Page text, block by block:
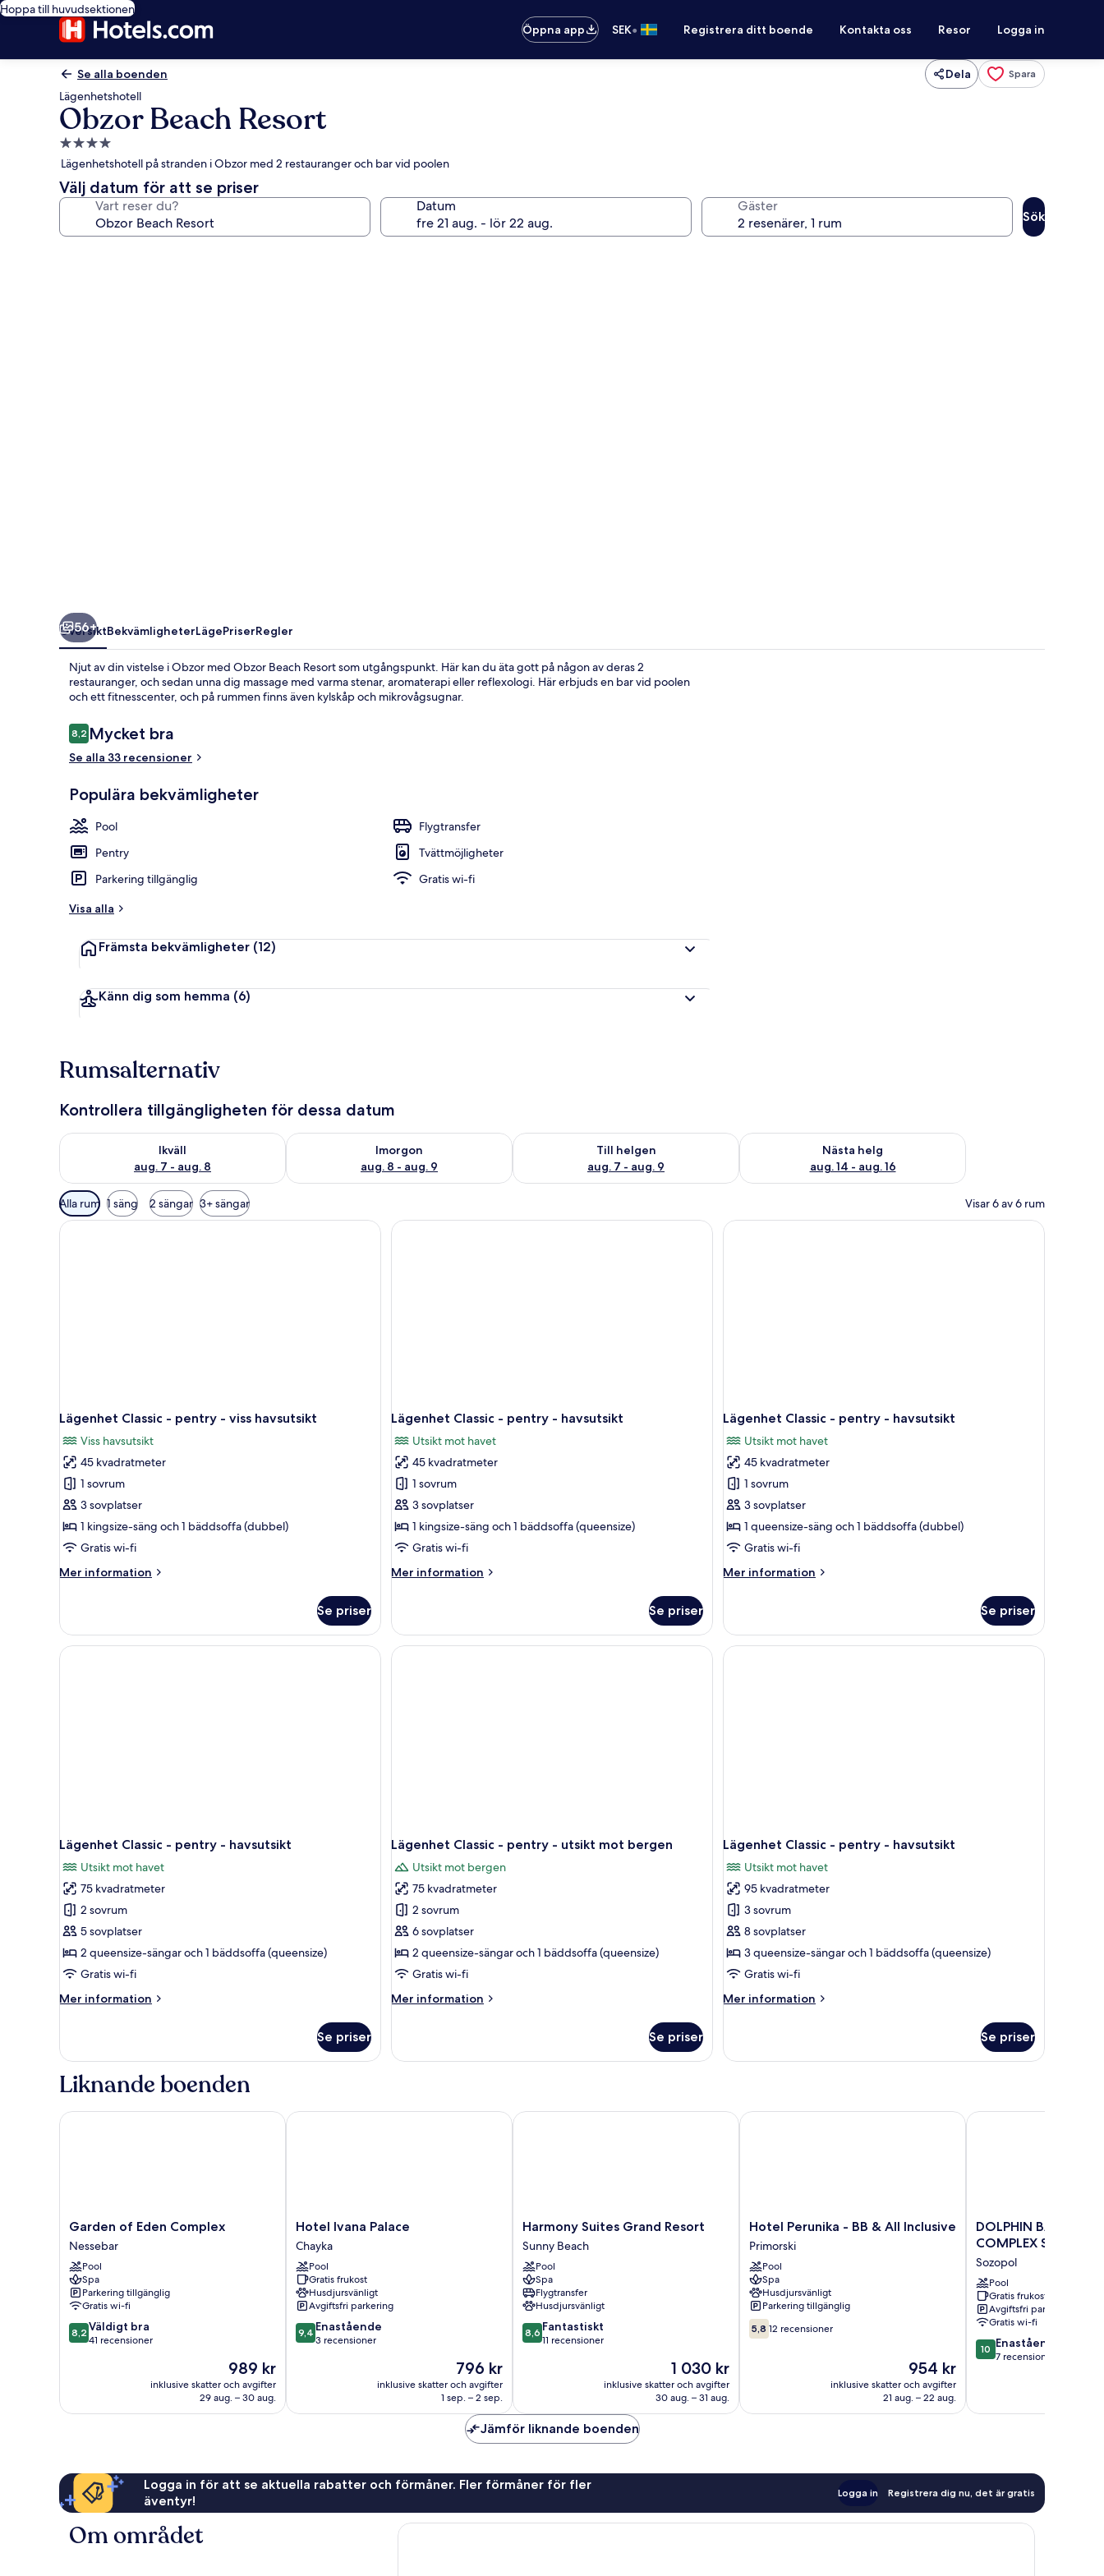
Hoppa till huvudsektionen
Öppna app
SEK• Registrera ditt boende Kontakta oss Resor Logga in
Se alla boenden Dela Spara
Lägenhetshotell
Obzor Beach Resort
4.0-
stjärnigt
boende
Lägenhetshotell på stranden i Obzor med 2 restauranger och bar vid poolen
Välj datum för att se priser
Vart reser du? Datum Gäster
Sök
56+
ÖversiktBekvämligheterLägePriserRegler
Njut av din vistelse i Obzor med Obzor Beach Resort som utgångspunkt. Här kan du äta gott på någon av deras 2
restauranger, och sedan unna dig massage med varma stenar, aromaterapi eller reflexologi. Här erbjuds en bar vid poolen
och ett fitnesscenter, och på rummen finns även kylskåp och mikrovågsugnar.
Recensioner
8,28,2 av 10,
Mycket bra
Se alla 33 recensioner
Populära bekvämligheter
Pool
Flygtransfer
Pentry
Tvättmöjligheter
Parkering tillgänglig
Gratis wi-fi
Visa alla
Främsta bekvämligheter (12)
Känn dig som hemma (6)
Rumsalternativ
Kontrollera tillgängligheten för dessa datum
Ikväll
aug. 7 - aug. 8
Kontrollera tillgängligheten för ikväll aug. 7 - aug. 8
Imorgon
aug. 8 - aug. 9
Kontrollera tillgängligheten för imorgon aug. 8 - aug. 9
Till helgen
aug. 7 - aug. 9
Kontrollera tillgängligheten för den här helgen aug. 7 - aug. 9
Nästa helg
aug. 14 - aug. 16
Kontrollera tillgängligheten för nästa helg aug. 14 - aug. 16
Tillgängliga
filter
för
Alla rum 1 säng 2 sängar 3+ sängar Visar 6 av 6 rum
Lägenhet Classic - pentry - viss havsutsikt
Viss havsutsikt
45 kvadratmeter
1 sovrum
3 sovplatser
1 kingsize-säng och 1 bäddsoffa (dubbel)
Gratis wi-fi
Mer information
Mer
Classic
pentry
Se priser
Lägenhet Classic - pentry - havsutsikt
Utsikt mot havet
45 kvadratmeter
1 sovrum
3 sovplatser
1 kingsize-säng och 1 bäddsoffa (queensize)
Gratis wi-fi
Mer information
Mer
Classic
pentry
Se priser
Lägenhet Classic - pentry - havsutsikt
Utsikt mot havet
45 kvadratmeter
1 sovrum
3 sovplatser
1 queensize-säng och 1 bäddsoffa (dubbel)
Gratis wi-fi
Mer information
Mer
Classic
pentry
Se priser
Lägenhet Classic - pentry - havsutsikt
Utsikt mot havet
75 kvadratmeter
2 sovrum
5 sovplatser
2 queensize-sängar och 1 bäddsoffa (queensize)
Gratis wi-fi
Mer information
Mer
Classic
pentry
havsutsikt
Se priser
Lägenhet Classic - pentry - utsikt mot bergen
Utsikt mot bergen
75 kvadratmeter
2 sovrum
6 sovplatser
2 queensize-sängar och 1 bäddsoffa (queensize)
Gratis wi-fi
Mer information
Mer
Classic
utsikt
Se priser
Lägenhet Classic - pentry - havsutsikt
Utsikt mot havet
95 kvadratmeter
3 sovrum
8 sovplatser
3 queensize-sängar och 1 bäddsoffa (queensize)
Gratis wi-fi
Mer information
Mer
Classic
havsutsikt
Se priser
Liknande boenden
Garden
of
Eden
Complex
Nessebar
Garden of Eden Complex
Nessebar
Pool
Spa
Parkering tillgänglig
Gratis wi-fi
8.2
av
8,2 Väldigt bra
41 recensioner
Priset
är
989 kr
989 kr
inklusive skatter och avgifter
29 aug. – 30 aug.
Garden of Eden Complex
Hotel
Ivana
Palace
Chayka
Hotel Ivana Palace
Chayka
Pool
Gratis frukost
Husdjursvänligt
Avgiftsfri parkering
9.4
av
9,4 Enastående
3 recensioner
Priset
är
796 kr
796 kr
inklusive skatter och avgifter
1 sep. – 2 sep.
Hotel Ivana Palace
Harmony
Suites
Grand
Resort
Sunny
Beach
Harmony Suites Grand Resort
Sunny Beach
Pool
Spa
Flygtransfer
Husdjursvänligt
8.6
av
8,6 Fantastiskt
11 recensioner
Priset
är
1 030 kr
1 030 kr
inklusive skatter och avgifter
30 aug. – 31 aug.
Harmony Suites Grand Resort
Hotel
Perunika
-
BB
&
All
Inclusive
Primorski
Hotel Perunika - BB & All Inclusive
Primorski
Pool
Spa
Husdjursvänligt
Parkering tillgänglig
5.8
av
5,8 12 recensioner
Priset
är
954 kr
954 kr
inklusive skatter och avgifter
21 aug. – 22 aug.
Hotel Perunika - BB & All Inclusive
DOLPHIN
BAY
COMPLEX
Sozopol
Sozopol
DOLPHIN BAY
COMPLEX Sozopol
Sozopol
Pool
Gratis frukost
Avgiftsfri parkering
Gratis wi-fi
10.0
av
10 Enastående
7 recensioner
DOLPHIN BAY
Jämför liknande boenden
Logga in för att se aktuella rabatter och förmåner. Fler förmåner för fler
äventyr!
Logga in Registrera dig nu, det är gratis
Om området